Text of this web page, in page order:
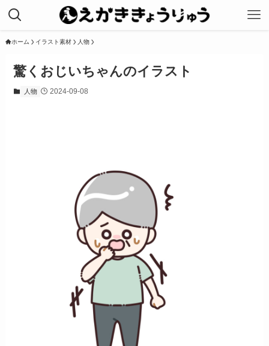
ホーム イラスト素材 人物
驚くおじいちゃんのイラスト
人物 2024-09-08